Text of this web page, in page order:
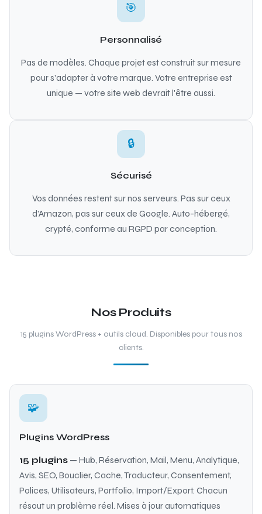
🎯
Personnalisé
Pas de modèles. Chaque projet est construit sur mesure
pour s'adapter à votre marque. Votre entreprise est
unique — votre site web devrait l'être aussi.
🔒
Sécurisé
Vos données restent sur nos serveurs. Pas sur ceux
d'Amazon, pas sur ceux de Google. Auto-hébergé,
crypté, conforme au RGPD par conception.
Nos Produits
15 plugins WordPress + outils cloud. Disponibles pour tous nos
clients.
🧩
Plugins WordPress
15 plugins — Hub, Réservation, Mail, Menu, Analytique,
Avis, SEO, Bouclier, Cache, Traducteur, Consentement,
Polices, Utilisateurs, Portfolio, Import/Export. Chacun
résout un problème réel. Mises à jour automatiques